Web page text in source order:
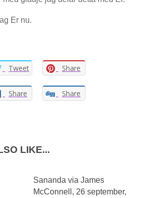
Er nu.
Tweet Share
Share Share
LIKE...
Sananda via James
McConnell, 26 september,